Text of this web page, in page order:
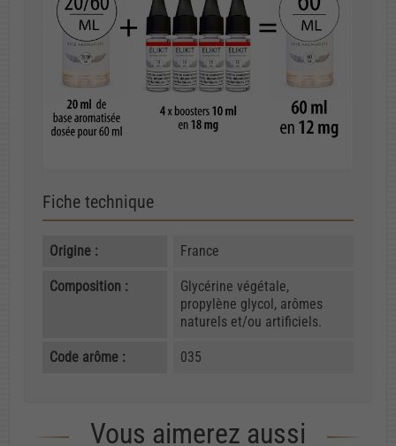
Fiche technique
Origine : France
Composition :
Glycérine végétale,
propylène glycol, arômes
naturels et/ou artificiels.
Code arôme : 035
Vous aimerez aussi